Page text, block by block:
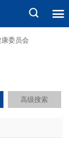
委员会
高级搜索